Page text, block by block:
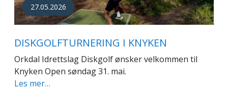
27.05.2026
DISKGOLFTURNERING I KNYKEN
Orkdal Idrettslag Diskgolf ønsker velkommen til
Knyken Open søndag 31. mai.
Les mer…